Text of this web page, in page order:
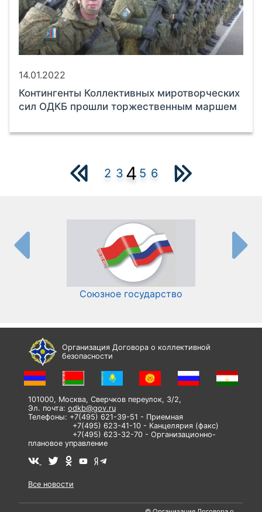
14.01.2022
Контингенты Коллективных миротворческих
сил ОДКБ прошли торжественным маршем
2 3 4 5 6
Союзное государство
Организация Договора о коллективной
безопасности
101000, Москва, Сверчков переулок, 3/2,
Эл. почта: odkb@gov.ru
Телефоны: +7(495) 621-39-51 - Приемная
+7(495) 623-41-10 - Канцелярия (факс)
+7(495) 623-32-70 - Организационно-
плановое управление
Все новости